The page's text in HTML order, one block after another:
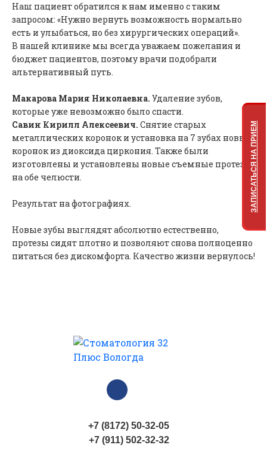
Наш пациент обратился к нам именно с таким
запросом: «Нужно вернуть возможность нормально
есть и улыбаться, но без хирургических операций».
В нашей клинике мы всегда уважаем пожелания и
бюджет пациентов, поэтому врачи подобрали
альтернативный путь.
Макарова Мария Николаевна. Удаление зубов,
которые уже невозможно было спасти.
Савин Кирилл Алексеевич. Снятие старых
металлических коронок и установка на 7 зубах новых
коронок из диоксида циркония. Также были
изготовлены и установлены новые съемные протезы
на обе челюсти.
Результат на фотографиях.
Новые зубы выглядят абсолютно естественно,
протезы сидят плотно и позволяют снова полноценно
питаться без дискомфорта. Качество жизни вернулось!
ЗАПИСАТЬСЯ НА ПРИЕМ
+7 (8172) 50-32-05
+7 (911) 502-32-32